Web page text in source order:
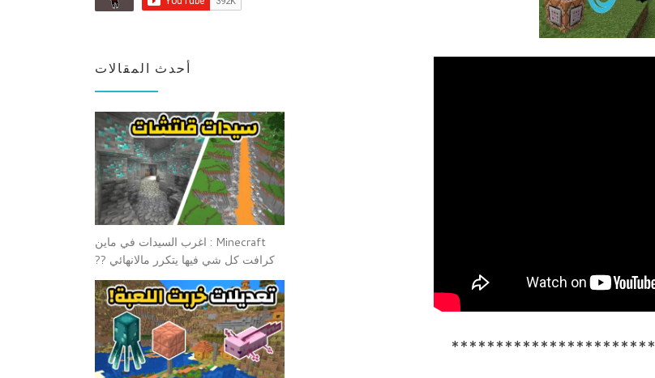
أحدث المقالات
Minecraft : اغرب السيدات في ماين
كرافت كل شي فيها يتكرر مالانهائي ??